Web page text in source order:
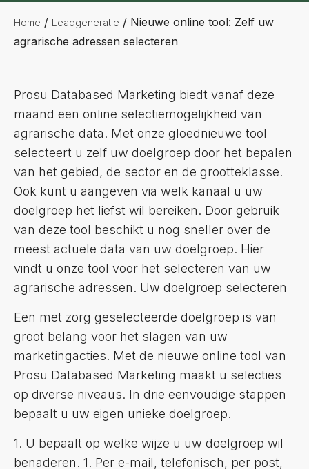
Home / Leadgeneratie / Nieuwe online tool: Zelf uw
agrarische adressen selecteren
Prosu Databased Marketing biedt vanaf deze
maand een online selectiemogelijkheid van
agrarische data. Met onze gloednieuwe tool
selecteert u zelf uw doelgroep door het bepalen
van het gebied, de sector en de grootteklasse.
Ook kunt u aangeven via welk kanaal u uw
doelgroep het liefst wil bereiken. Door gebruik
van deze tool beschikt u nog sneller over de
meest actuele data van uw doelgroep. Hier
vindt u onze tool voor het selecteren van uw
agrarische adressen. Uw doelgroep selecteren
Een met zorg geselecteerde doelgroep is van
groot belang voor het slagen van uw
marketingacties. Met de nieuwe online tool van
Prosu Databased Marketing maakt u selecties
op diverse niveaus. In drie eenvoudige stappen
bepaalt u uw eigen unieke doelgroep.
1. U bepaalt op welke wijze u uw doelgroep wil
benaderen. 1. Per e-mail, telefonisch, per post,